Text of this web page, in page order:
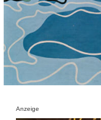
Anzeige